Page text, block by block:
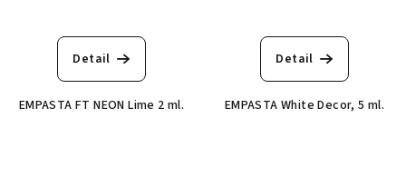
Detail
EMPASTA FT NEON Lime 2 ml.
Detail
EMPASTA White Decor, 5 ml.